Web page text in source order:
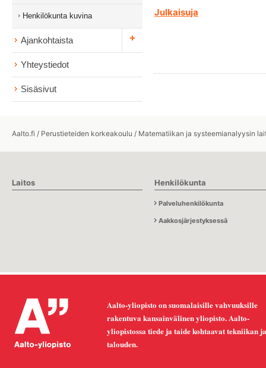
Henkilökunta kuvina
Ajankohtaista
Yhteystiedot
Sisäsivut
Julkaisuja
Aalto.fi / Perustieteiden korkeakoulu / Matematiikan ja systeemianalyysin
Laitos Henkilökunta
Palveluhenkilökunta
Aakkosjärjestyksessä
Aalto-yliopisto on suomalaisille vahvuuksille
rakentuva kansainvälinen yliopisto. Aalto-
yliopistossa tiede ja taide kohtaavat tekniikan ja
talouden.